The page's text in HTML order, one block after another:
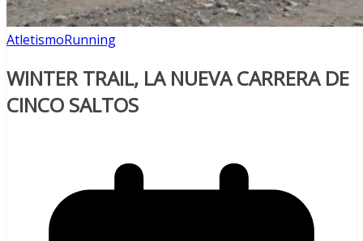
AtletismoRunning
WINTER TRAIL, LA NUEVA CARRERA DE
CINCO SALTOS